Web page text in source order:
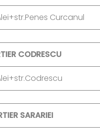
Curcanul
CODRESCU
SARARIEI